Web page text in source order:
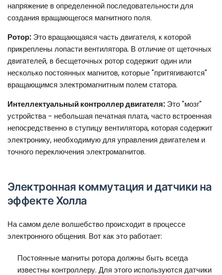
напряжение в определенной последовательности для
создания вращающегося магнитного поля.
Ротор: Это вращающаяся часть двигателя, к которой
прикреплены лопасти вентилятора. В отличие от щеточных
двигателей, в бесщеточных ротор содержит один или
несколько постоянных магнитов, которые "притягиваются"
вращающимся электромагнитным полем статора.
Интеллектуальный контроллер двигателя: Это "мозг"
устройства - небольшая печатная плата, часто встроенная
непосредственно в ступицу вентилятора, которая содержит
электронику, необходимую для управления двигателем и
точного переключения электромагнитов.
Электронная коммутация и датчики на
эффекте Холла
На самом деле волшебство происходит в процессе
электронного общения. Вот как это работает:
Постоянные магниты ротора должны быть всегда
известны контроллеру. Для этого используются датчики